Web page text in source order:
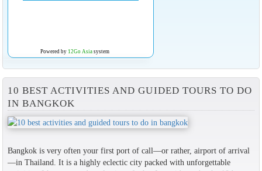
Powered by 12Go Asiasystem
10 BEST ACTIVITIES AND GUIDED TOURS TO DO
IN BANGKOK
Bangkok is very often your first port of call—or rather, airport of arrival
—in Thailand. It is a highly eclectic city packed with unforgettable